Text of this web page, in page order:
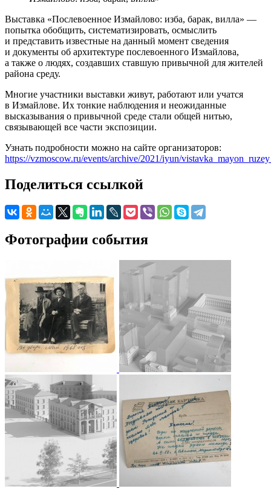
Выставка «Послевоенное Измайлово: изба, барак, вилла» —
попытка обобщить, систематизировать, осмыслить
и представить известные на данный момент сведения
и документы об архитектуре послевоенного Измайлова,
а также о людях, создавших ставшую привычной для жителей
района среду.
Многие участники выставки живут, работают или учатся
в Измайлове. Их тонкие наблюдения и неожиданные
высказывания о привычной среде стали общей нитью,
связывающей все части экспозиции.
Узнать подробности можно на сайте организаторов:
https://vzmoscow.ru/events/archive/2021/iyun/
Поделиться ссылкой
Фотографии события